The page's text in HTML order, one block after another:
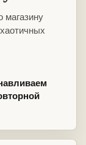
магазину